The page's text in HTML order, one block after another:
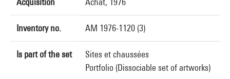
Inventory no. AM 1976-1120 (3)
Is part of the set
Sites et chaussées
Portfolio (Dissociable set of artworks)